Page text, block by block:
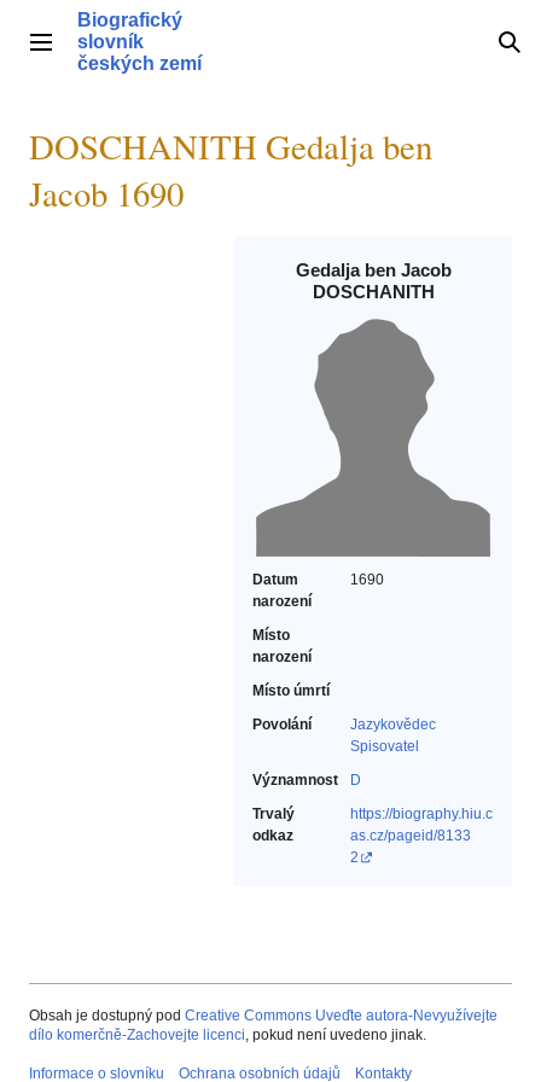
obsahHlavní menu
Biografický
slovník
českých zemí
DOSCHANITH Gedalja ben
Jacob 1690
Gedalja ben Jacob
DOSCHANITH
Datum
narození
1690
Místo
narození
Místo úmrtí
Povolání
Jazykovědec‎
Spisovatel‎
Významnost
D
Trvalý
odkaz
https://biography.hiu.c
as.cz/pageid/8133
2
Obsah je dostupný pod Creative Commons Uveďte autora-Nevyužívejte
dílo komerčně-Zachovejte licenci, pokud není uvedeno jinak.
Informace o slovníku Ochrana osobních údajů Kontakty